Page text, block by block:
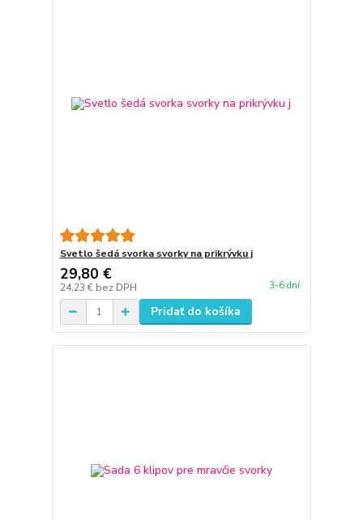
Svetlo šedá svorka svorky na prikrývku j
29,80 €
24,23 € bez DPH 3-6 dní
Pridať do košíka